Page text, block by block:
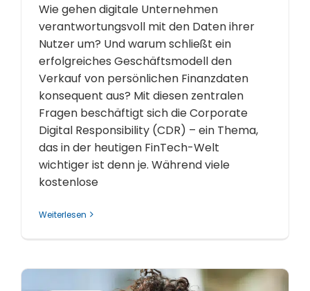
Wie gehen digitale Unternehmen
verantwortungsvoll mit den Daten ihrer
Nutzer um? Und warum schließt ein
erfolgreiches Geschäftsmodell den
Verkauf von persönlichen Finanzdaten
konsequent aus? Mit diesen zentralen
Fragen beschäftigt sich die Corporate
Digital Responsibility (CDR) – ein Thema,
das in der heutigen FinTech-Welt
wichtiger ist denn je. Während viele
kostenlose
Weiterlesen